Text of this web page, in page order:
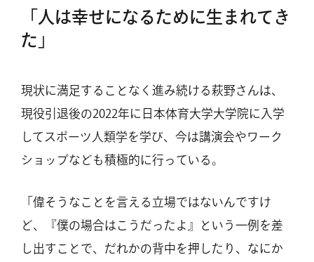
「人は幸せになるために生まれてき
た」
現状に満足することなく進み続ける萩野さんは、
現役引退後の2022年に日本体育大学大学院に入学
してスポーツ人類学を学び、今は講演会やワーク
ショップなども積極的に行っている。
「偉そうなことを言える立場ではないんですけ
ど、『僕の場合はこうだったよ』という一例を差
し出すことで、だれかの背中を押したり、なにか